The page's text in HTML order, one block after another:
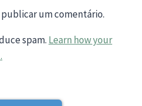
publicar um comentário.
spam. Learn how your